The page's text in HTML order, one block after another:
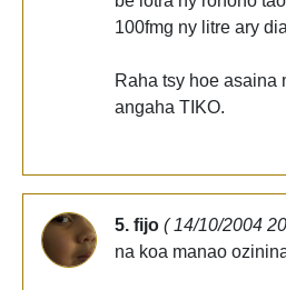
100fmg ny litre ary
Raha tsy hoe asaina
angaha TIKO.
5. fijo ( 14/10/2004
na koa manao